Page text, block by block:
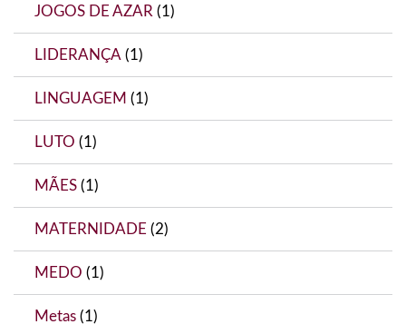
JOGOS DE AZAR (1)
LIDERANÇA (1)
LINGUAGEM (1)
LUTO (1)
MÃES (1)
MATERNIDADE (2)
MEDO (1)
Metas (1)